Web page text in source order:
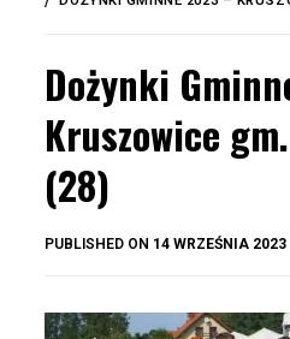
Dożynki
Kruszowice
(28)
PUBLISHED ON 14 WRZEŚNIA 2023